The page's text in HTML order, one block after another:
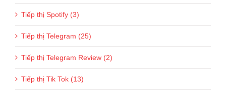
Tiếp thị Spotify (3)
Tiếp thị Telegram (25)
Tiếp thị Telegram Review (2)
Tiếp thị Tik Tok (13)